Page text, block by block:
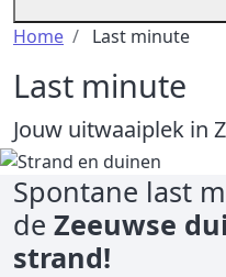
Kruimelpad
Home Last minute
Last minute
Jouw uitwaaiplek in
Spontane last
de Zeeuwse
strand!